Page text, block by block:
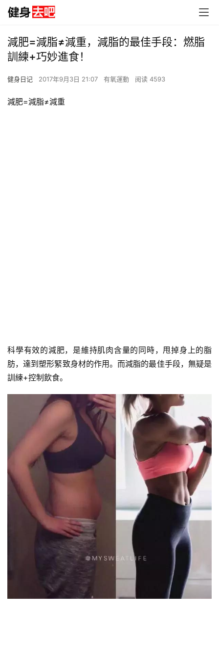
減肥=減脂≠減重，減脂的最佳手段：燃脂
訓練+巧妙進食！
健身日记 2017年9月3日 21:07 有氧運動 阅读 4593
減肥=減脂≠減重
科學有效的減肥，是維持肌肉含量的同時，甩掉身上的脂
肪，達到塑形緊致身材的作用。而減脂的最佳手段，無疑是
訓練+控制飲食。